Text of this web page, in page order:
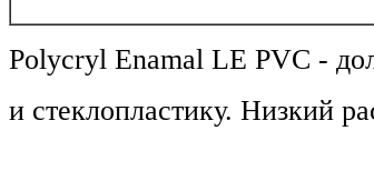
Polycryl Enamal LE PVC -
и cтеклопластику. Низкий